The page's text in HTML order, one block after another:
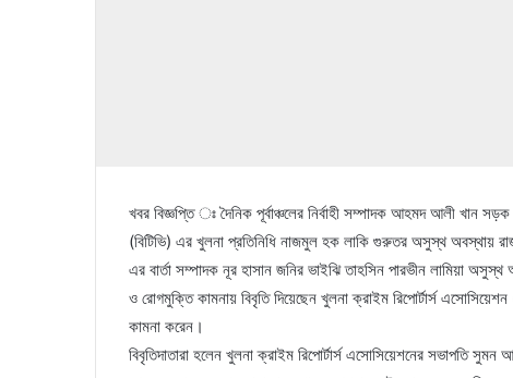
খবর বিজ্ঞপ্তি ঃ দৈনিক পূর্বাঞ্চলের নির্বাহী সম্পাদক আহমদ আলী খান
(বিটিভি) এর খুলনা প্রতিনিধি নাজমুল হক লাকি গুরুতর অসুস্থ অবস্থায়
এর বার্তা সম্পাদক নূর হাসান জনির ভাইঝি তাহসিন পারভীন লামিয়া
ও রোগমুক্তি কামনায় বিবৃতি দিয়েছেন খুলনা ক্রাইম রিপোর্টার্স
কামনা করেন।
বিবৃতিদাতারা হলেন খুলনা ক্রাইম রিপোর্টার্স এসোসিয়েশনের সভাপতি